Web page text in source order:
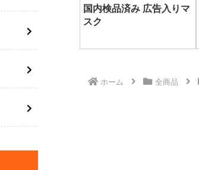
国内検品済み 広告入りマ
スク
ホーム 全商品